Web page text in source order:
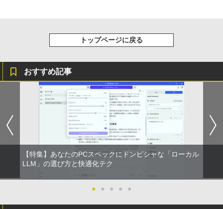
トップページに戻る
おすすめ記事
【特集】あなたのPCスペックにドンピシャな「ローカル
LLM」の選び方と快適化テク
● ● ● ● ●